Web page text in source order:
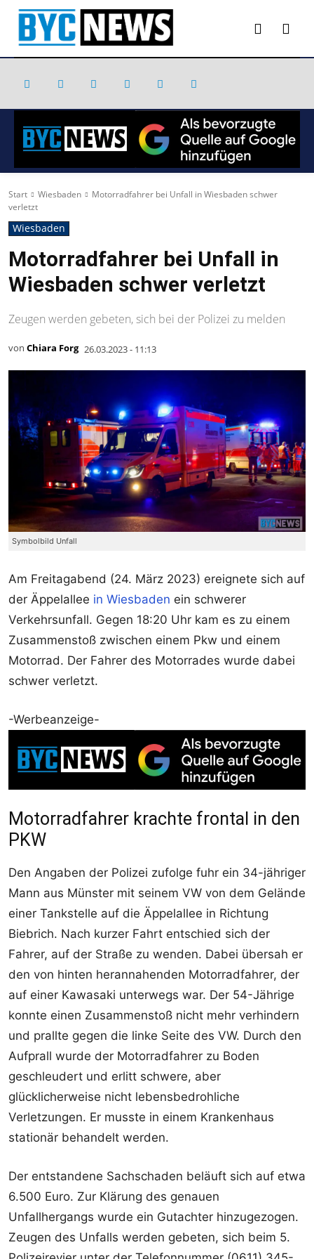
Start Wiesbaden
Motorradfahrer bei Unfall in Wiesbaden schwer
verletzt
Wiesbaden
Motorradfahrer bei Unfall in
Wiesbaden schwer verletzt
Zeugen werden gebeten, sich bei der Polizei zu melden
von Chiara Forg 26.03.2023 - 11:13
Symbolbild Unfall
Am Freitagabend (24. März 2023) ereignete sich auf
der Äppelallee in Wiesbaden ein schwerer
Verkehrsunfall. Gegen 18:20 Uhr kam es zu einem
Zusammenstoß zwischen einem Pkw und einem
Motorrad. Der Fahrer des Motorrades wurde dabei
schwer verletzt.
-Werbeanzeige-
Motorradfahrer krachte frontal in den
PKW
Den Angaben der Polizei zufolge fuhr ein 34-jähriger
Mann aus Münster mit seinem VW von dem Gelände
einer Tankstelle auf die Äppelallee in Richtung
Biebrich. Nach kurzer Fahrt entschied sich der
Fahrer, auf der Straße zu wenden. Dabei übersah er
den von hinten herannahenden Motorradfahrer, der
auf einer Kawasaki unterwegs war. Der 54-Jährige
konnte einen Zusammenstoß nicht mehr verhindern
und prallte gegen die linke Seite des VW. Durch den
Aufprall wurde der Motorradfahrer zu Boden
geschleudert und erlitt schwere, aber
glücklicherweise nicht lebensbedrohliche
Verletzungen. Er musste in einem Krankenhaus
stationär behandelt werden.
Der entstandene Sachschaden beläuft sich auf etwa
6.500 Euro. Zur Klärung des genauen
Unfallhergangs wurde ein Gutachter hinzugezogen.
Zeugen des Unfalls werden gebeten, sich beim 5.